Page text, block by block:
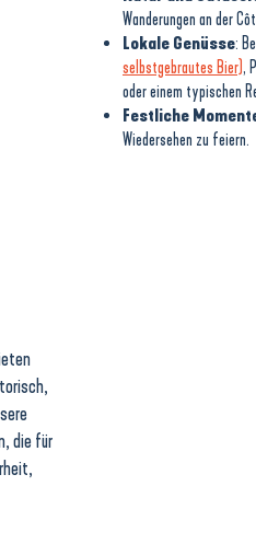
Wanderungen an der
Lokale Genüsse:
selbstgebrautes Bier),
oder einem typischen
Festliche
Wiedersehen zu feiern.
die für